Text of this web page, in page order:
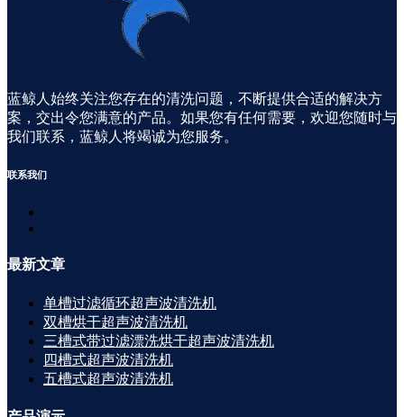
蓝鲸人始终关注您存在的清洗问题，不断提供合适的解决方
案，交出令您满意的产品。如果您有任何需要，欢迎您随时与
我们联系，蓝鲸人将竭诚为您服务。
联系我们
最新文章
单槽过滤循环超声波清洗机
双槽烘干超声波清洗机
三槽式带过滤漂洗烘干超声波清洗机
四槽式超声波清洗机
五槽式超声波清洗机